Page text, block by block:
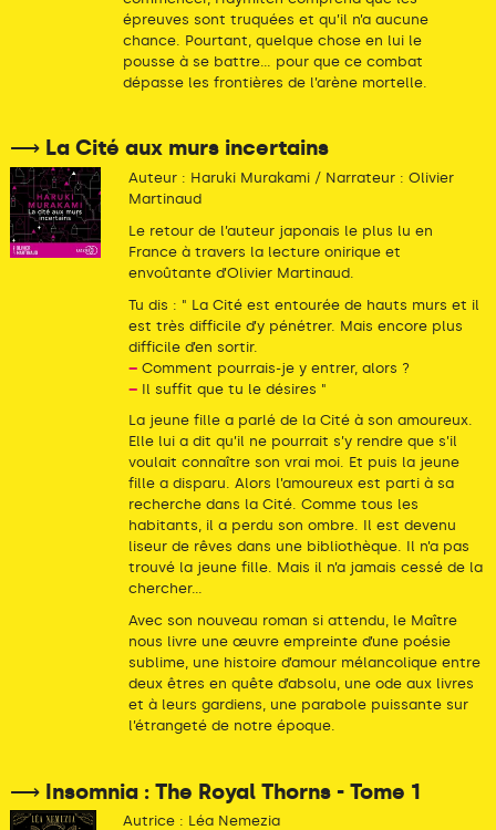
épreuves sont truquées et qu’il n’a aucune
chance. Pourtant, quelque chose en lui le
pousse à se battre... pour que ce combat
dépasse les frontières de l’arène mortelle.
⟶ La Cité aux murs incertains
Auteur : Haruki Murakami / Narrateur : Olivier
Martinaud
Le retour de l’auteur japonais le plus lu en
France à travers la lecture onirique et
envoûtante d’Olivier Martinaud.
Tu dis : " La Cité est entourée de hauts murs et il
est très difficile d’y pénétrer. Mais encore plus
difficile d’en sortir.
– Comment pourrais-je y entrer, alors ?
– Il suffit que tu le désires "
La jeune fille a parlé de la Cité à son amoureux.
Elle lui a dit qu’il ne pourrait s’y rendre que s’il
voulait connaître son vrai moi. Et puis la jeune
fille a disparu. Alors l’amoureux est parti à sa
recherche dans la Cité. Comme tous les
habitants, il a perdu son ombre. Il est devenu
liseur de rêves dans une bibliothèque. Il n’a pas
trouvé la jeune fille. Mais il n’a jamais cessé de la
chercher...
Avec son nouveau roman si attendu, le Maître
nous livre une œuvre empreinte d’une poésie
sublime, une histoire d’amour mélancolique entre
deux êtres en quête d’absolu, une ode aux livres
et à leurs gardiens, une parabole puissante sur
l’étrangeté de notre époque.
⟶ Insomnia : The Royal Thorns - Tome 1
Autrice : Léa Nemezia